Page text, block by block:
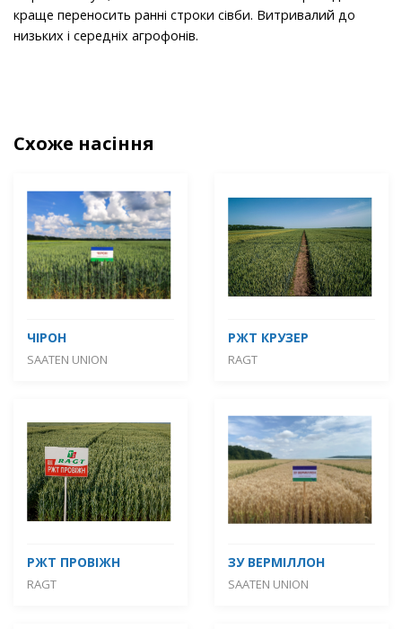
краще переносить ранні строки сівби. Витривалий до
низьких і середніх агрофонів.
Схоже насіння
ЧІРОН
SAATEN UNION
РЖТ КРУЗЕР
RAGT
РЖТ ПРОВІЖН
RAGT
ЗУ ВЕРМІЛЛОН
SAATEN UNION